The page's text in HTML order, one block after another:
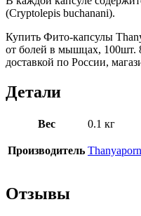
(Cryptolepis buchanani).
Купить Фито-капсулы
от болей в мышцах, 100шт.
доставкой по России,
Детали
Вес 0.1 кг
Производитель
Отзывы